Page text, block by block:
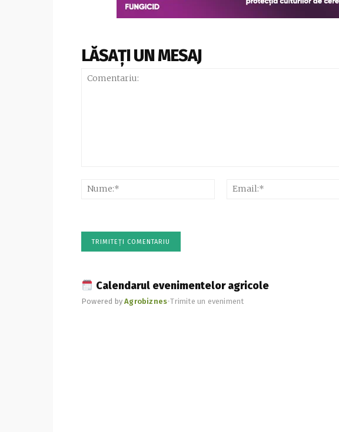
LĂSAȚI UN MESAJ
Nume:*
Calendarul evenimentelor agricole
Powered byAgrobiznes•Trimite un eveniment